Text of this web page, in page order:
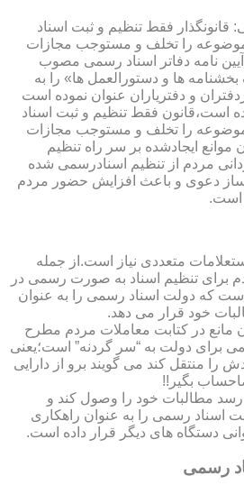
قانونگذار فقط تنظیم و ثبت اسناد
را تخلف و مستوجب مجازات
دانسته است ولی ماده ۲۹ آیین نامه دفاتر اسناد رسمی مصوب
بخشنامه ها و دستورالعمل ها» را به
و دفتریاران عنوان نموده است
است،قانون فقط تنظیم و ثبت اسناد
را تخلف و مستوجب مجازات
ایجادشده بر سر راه تنظیم
مردم از تنظیم اسنادرسمی شده
دعوی و باعث افزایش حضور مردم
است.
متعددی نیاز است.از جمله
برای تنظیم اسناد به صورت رسمی در
که دولت اسناد رسمی را به عنوان
خود قرار می دهد.
مانع در کتابت معاملات مردم مطرح
دولت به “سر گردنه” است؛یعنی
منتقل کند می گویند برو از دارایی
بگیر!!
مطالبات خود را وصول کند و
اسناد رسمی را به عنوان راهکاری
دستگاه های دیگر قرار داده است.
رسمی